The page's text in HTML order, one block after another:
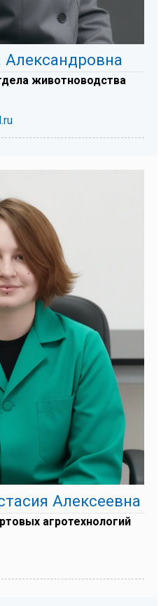
животноводства
Алексеевна
агротехнологий